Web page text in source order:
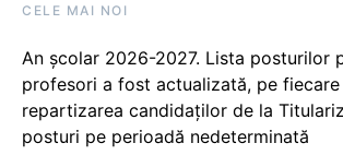
CELE MAI NOI
An școlar 2026-2027. Lista posturilor
profesori a fost actualizată, pe
repartizarea candidaților de la
posturi pe perioadă nedeterminată